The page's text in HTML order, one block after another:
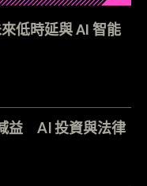
低時延與 AI 智能
益 AI 投資與法律